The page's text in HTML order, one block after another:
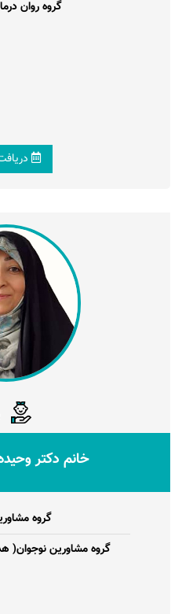
گروه روان
خانم دکتر
گروه
گروه مشاورین